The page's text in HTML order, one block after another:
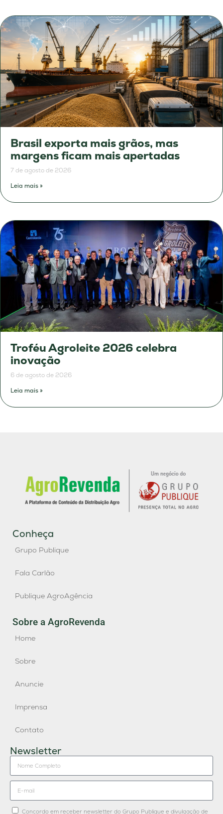
Brasil exporta mais grãos, mas
margens ficam mais apertadas
7 de agosto de 2026
Leia mais »
Troféu Agroleite 2026 celebra
inovação
6 de agosto de 2026
Leia mais »
Conheça
Grupo Publique
Fala Carlão
Publique AgroAgência
Sobre a AgroRevenda
Home
Sobre
Anuncie
Imprensa
Contato
Newsletter
Concordo em receber newsletter do Grupo Publique e divulgação de